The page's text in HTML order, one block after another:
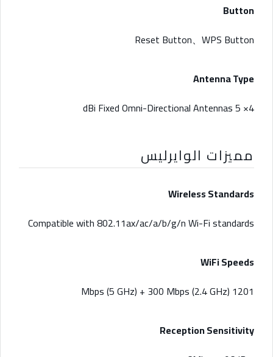
Button
Reset Button、WPS Button
Antenna Type
4× 5 dBi Fixed Omni-Directional Antennas
مميزات الوايرليس
Wireless Standards
Compatible with 802.11ax/ac/a/b/g/n Wi-Fi standards
WiFi Speeds
1201 Mbps (5 GHz) + 300 Mbps (2.4 GHz)
Reception Sensitivity